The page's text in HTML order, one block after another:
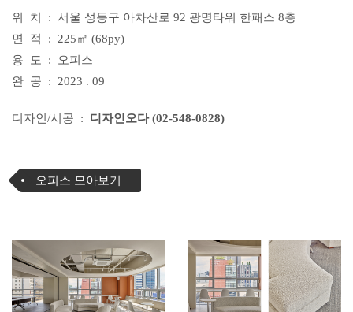
위 치 : 서울 성동구 아차산로 92 광명타워 한패스 8층
면 적 : 225㎡ (68py)
용 도 : 오피스
완 공 : 2023 . 09
디자인/시공 : 디자인오다 (02-548-0828)
오피스 모아보기